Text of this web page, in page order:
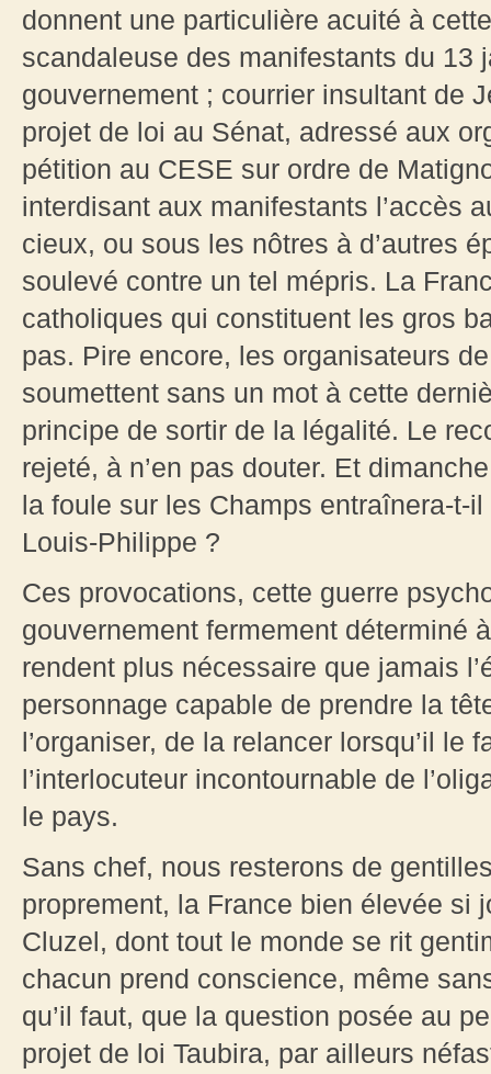
donnent une particulière acuité à
scandaleuse des manifestants du 13
gouvernement ; courrier insultant de
projet de loi au Sénat, adressé aux
pétition au CESE sur ordre de
interdisant aux manifestants l’accès
cieux, ou sous les nôtres à d’autres
soulevé contre un tel mépris. La
catholiques qui constituent les gros
pas. Pire encore, les organisateurs
soumettent sans un mot à cette
principe de sortir de la légalité. Le
rejeté, à n’en pas douter. Et
la foule sur les Champs entraînera-t-
Louis-Philippe ?
Ces provocations, cette guerre
gouvernement fermement déterminé
rendent plus nécessaire que jamais
personnage capable de prendre la
l’organiser, de la relancer lorsqu’il le
l’interlocuteur incontournable de
le pays.
Sans chef, nous resterons de
proprement, la France bien élevée si
Cluzel, dont tout le monde se rit
chacun prend conscience, même
qu’il faut, que la question posée au
projet de loi Taubira, par ailleurs